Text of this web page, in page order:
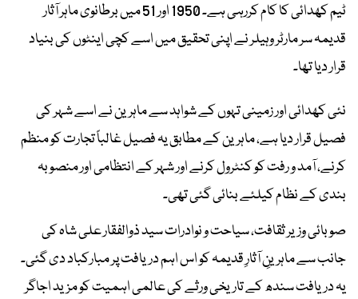
ٹیم کھدائی کا کام کررہی ہے۔ 1950 اور 51 میں برطانوی ماہر آثار
قدیمہ سر مارٹر وہیلر نے اپنی تحقیق میں اسے کچی اینٹوں کی بنیاد
قرار دیا تھا۔
نئی کھدائی اور زمینی تہوں کے شواہد سے ماہرین نے اسے شہر کی
فصیل قرار دیا ہے، ماہرین کے مطابق یہ فصیل غالباً تجارت کو منظم
کرنے، آمد و رفت کو کنٹرول کرنے اور شہر کے انتظامی اور منصوبہ
بندی کے نظام کیلئے بنائی گئی تھی۔
صوبائی وزیر ثقافت، سیاحت و نوادرات سید ذوالفقار علی شاہ کی
جانب سے ماہرینِ آثارِ قدیمہ کو اس اہم دریافت پر مبارکباد دی گئی۔
یہ دریافت سندھ کے تاریخی ورثے کی عالمی اہمیت کو مزید اجاگر